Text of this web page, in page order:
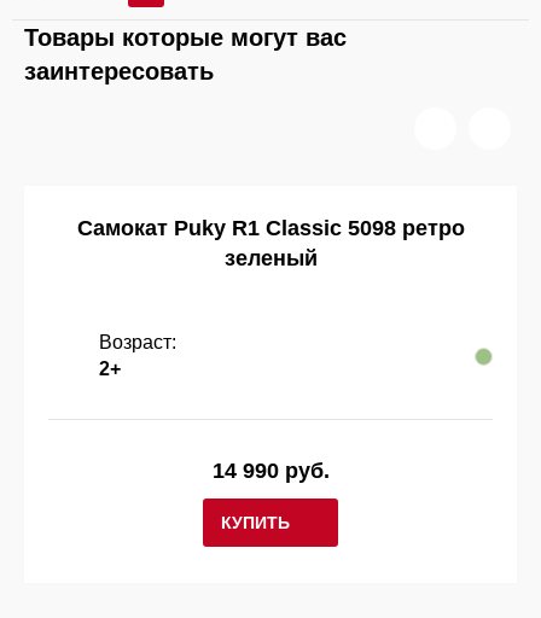
Товары которые могут вас
заинтересовать
Самокат Puky R1 Classic 5098 ретро
зеленый
Возраст:
2+
КУПИТЬ
14 990 руб.